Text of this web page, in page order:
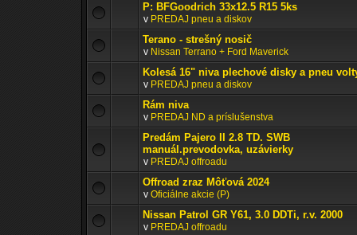
P: BFGoodrich 33x12.5 R15 5ks
v PREDAJ pneu a diskov
Terano - strešný nosič
v Nissan Terrano + Ford Maverick
Kolesá 16" niva plechové disky a pneu
v PREDAJ pneu a diskov
Rám niva
v PREDAJ ND a príslušenstva
Predám Pajero II 2.8 TD. SWB
manuál.prevodovka, uzávierky
v PREDAJ offroadu
Offroad zraz Môťová 2024
v Oficiálne akcie (P)
Nissan Patrol GR Y61, 3.0 DDTi, r.v. 2000
v PREDAJ offroadu